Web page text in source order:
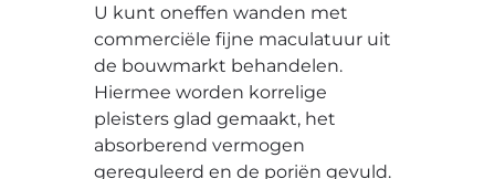
U kunt oneffen wanden met
commerciële fijne maculatuur uit
de bouwmarkt behandelen.
Hiermee worden korrelige
pleisters glad gemaakt, het
absorberend vermogen
gereguleerd en de poriën gevuld.